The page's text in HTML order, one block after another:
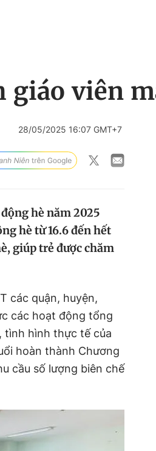
giáo viên
28/05/2025 16:07 GMT+7
hè năm 2025
hè từ 16.6 đến hết
giúp trẻ được chăm
các quận, huyện,
các hoạt động tổng
tình hình thực tế của
hoàn thành Chương
cầu số lượng biên chế